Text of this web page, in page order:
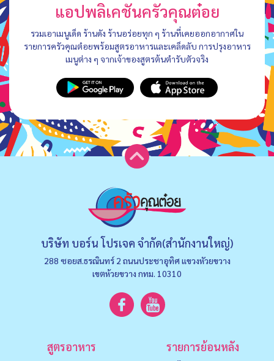
แอปพลิเคชันครัวคุณต๋อย
รวมเอาเมนูเด็ด ร้านดัง ร้านอร่อยทุก ๆ ร้านที่เคยออกอากาศใน
รายการครัวคุณต๋อยพร้อมสูตรอาหารและเคล็ดลับ การปรุงอาหาร
เมนูต่าง ๆ จากเจ้าของสูตรต้นตำรับตัวจริง
บริษัท บอร์น โปรเจค จำกัด(สำนักงานใหญ่)
288 ซอยส.ธรณินทร์ 2 ถนนประชาอุทิศ แขวงหัวยขวาง
เขตห้วยขวาง กทม. 10310
สูตรอาหาร รายการย้อนหลัง